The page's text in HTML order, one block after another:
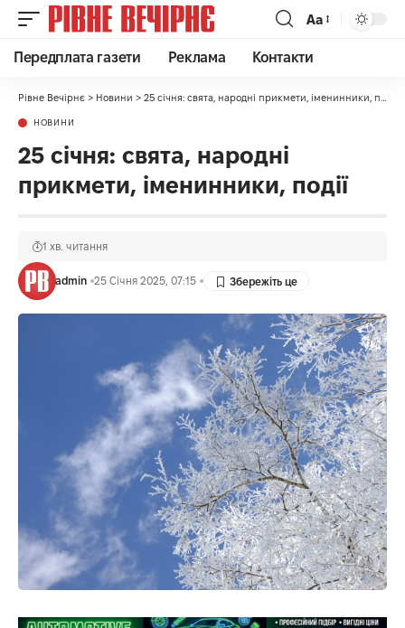
Аа
Передплата газети Реклама Контакти
Рівне Вечірнє > Новини > 25 січня: свята, народні прикмети, іменинники, події
НОВИНИ
25 січня: свята, народні
прикмети, іменинники, події
admin 25 Січня 2025, 07:15
1 хв. читання